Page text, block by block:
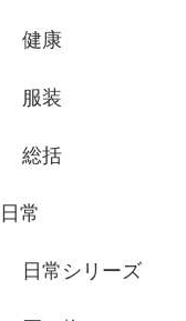
健康
服装
総括
日常
日常シリーズ